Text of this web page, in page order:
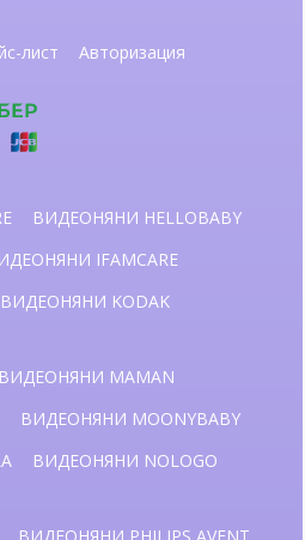
лист Авторизация
ВИДЕОНЯНИ HELLOBABY
IFAMCARE
ВИДЕОНЯНИ KODAK
ВИДЕОНЯНИ MAMAN
ВИДЕОНЯНИ MOONYBABY
ВИДЕОНЯНИ NOLOGO